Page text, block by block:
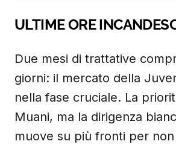
ULTIME ORE
Due mesi di trattative
giorni: il mercato della
nella fase cruciale. La
Muani, ma la dirigenza
muove su più fronti per